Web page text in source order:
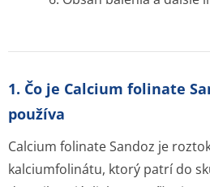
1. Čo je Calcium folinate
používa
Calcium folinate Sandoz je
kalciumfolinátu, ktorý patrí do